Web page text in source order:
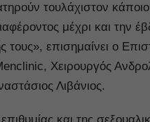
τουλάχιστον
μέχρι και την
τους», επισημαίνει ο
Χειρουργός
Λιβάνιος.